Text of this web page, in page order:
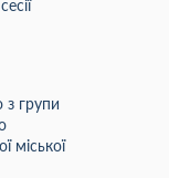
з групи
міської